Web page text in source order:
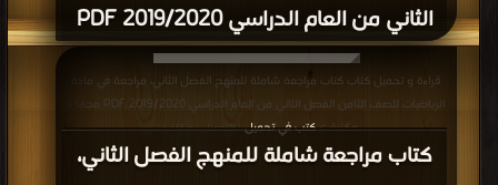
الثاني من العام الدراسي 2019/2020 PDF
كتاب مراجعة شاملة للمنهج الفصل الثاني،
قراءة و تحميل كتاب كتاب مراجعة شاملة للمنهج الفصل الثاني، مراجعة في مادة
الرياضيات للصف الثامن الفصل الثاني من العام الدراسي 2019/2020 PDF مجانا |
مكتبة >كتب في تحميل| التحميل : مرة/مرات